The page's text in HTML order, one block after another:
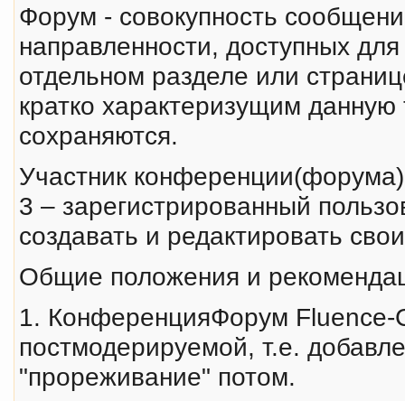
Форум - совокупность
направленности, доступных
отдельном разделе или
кратко характеризущим
сохраняются.
Участник
3 – зарегистрированный
создавать и редактировать
Общие положения и
1. КонференцияФорум Fluence-
постмодерируемой, т.е.
"прореживание" потом.